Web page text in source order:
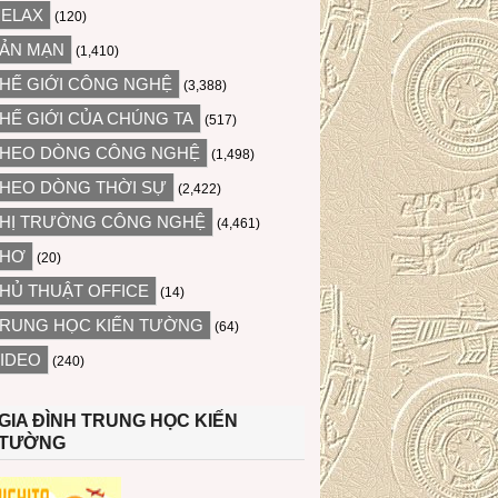
(120)
MẠN (1,410)
GIỚI CÔNG NGHỆ (3,388)
GIỚI CỦA CHÚNG TA (517)
DÒNG CÔNG NGHỆ (1,498)
DÒNG THỜI SỰ (2,422)
TRƯỜNG CÔNG NGHỆ (4,461)
(20)
THUẬT OFFICE (14)
HỌC KIẾN TƯỜNG (64)
(240)
ĐÌNH TRUNG HỌC KIẾN